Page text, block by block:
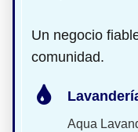
Un negocio
comunidad.
Aqua